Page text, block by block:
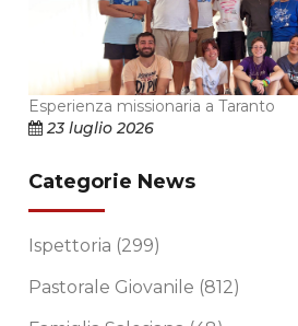
Esperienza missionaria a Taranto
23 luglio 2026
Categorie News
Ispettoria (299)
Pastorale Giovanile (812)